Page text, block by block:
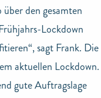
den gesamten
Lockdown
sagt Frank. Die
aktuellen Lockdown.
gute Auftragslage